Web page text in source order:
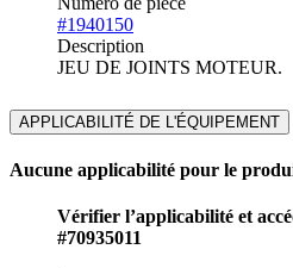
#1940150
Description
JEU DE JOINTS MOTEUR.
APPLICABILITÉ DE L'ÉQUIPEMENT
Aucune applicabilité pour le
Vérifier l’applicabilité et
#70935011